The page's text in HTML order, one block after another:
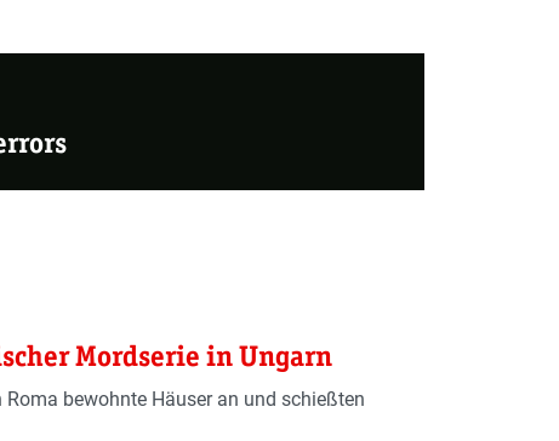
Mordserie in Ungarn
bewohnte Häuser an und schießten